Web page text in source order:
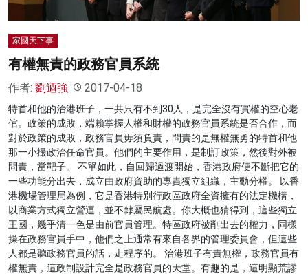
家國天下事
有權無責的政務官員系統
作者: 劉迺強 2017-04-18
特首和他的治港班子，一共只有不到30人，是完全沒有實權的空心老
倌。政策的成敗，端賴掌握人權和財權的政務官員系統是否合作，而
對於政策的成敗，政務官員毋須負責，問責的是無權無勇的特首和他
那一小撮政治任命官員。他們的主要作用，是制訂政策，然後對外被
問責，當靶子。 不單如此，自回歸過渡開始，香港政府便不斷把它的
一些功能分出去，成立由政府資助的專責獨立組織，主動分權。 以香
港機場管理局為例，它是香港特別行政區政府全資擁有的法定機構，
以商業方式獨立營運，並不隸屬民航處。你大概也猜得到，這些獨立
王國，幾乎清一色是由前官員管理。特區政府被削出去的權力，同樣
操在政務官員手中，他們之上通常有來自各界的管理委員會，但這些
人都是聽政務官員的話，走程序的。 治港班子有責無權，政務官員有
權無責，這政制設計完全是政務官員的天堂。有趣的是，這明顯荒謬